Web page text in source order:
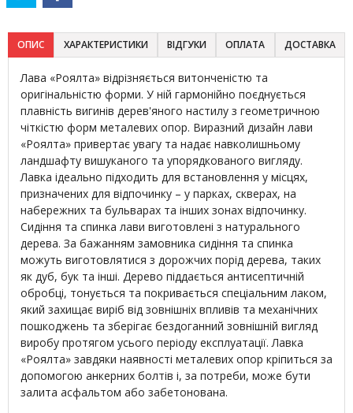
ОПИС ХАРАКТЕРИСТИКИ ВІДГУКИ ОПЛАТА ДОСТАВКА
Лава «Роялта» відрізняється витонченістю та
оригінальністю форми. У ній гармонійно поєднується
плавність вигинів дерев'яного настилу з геометричною
чіткістю форм металевих опор. Виразний дизайн лави
«Роялта» привертає увагу та надає навколишньому
ландшафту вишуканого та упорядкованого вигляду.
Лавка ідеально підходить для встановлення у місцях,
призначених для відпочинку – у парках, скверах, на
набережних та бульварах та інших зонах відпочинку.
Сидіння та спинка лави виготовлені з натурального
дерева. За бажанням замовника сидіння та спинка
можуть виготовлятися з дорожчих порід дерева, таких
як дуб, бук та інші. Дерево піддається антисептичній
обробці, тонується та покривається спеціальним лаком,
який захищає виріб від зовнішніх впливів та механічних
пошкоджень та зберігає бездоганний зовнішній вигляд
виробу протягом усього періоду експлуатації. Лавка
«Роялта» завдяки наявності металевих опор кріпиться за
допомогою анкерних болтів і, за потреби, може бути
залита асфальтом або забетонована.